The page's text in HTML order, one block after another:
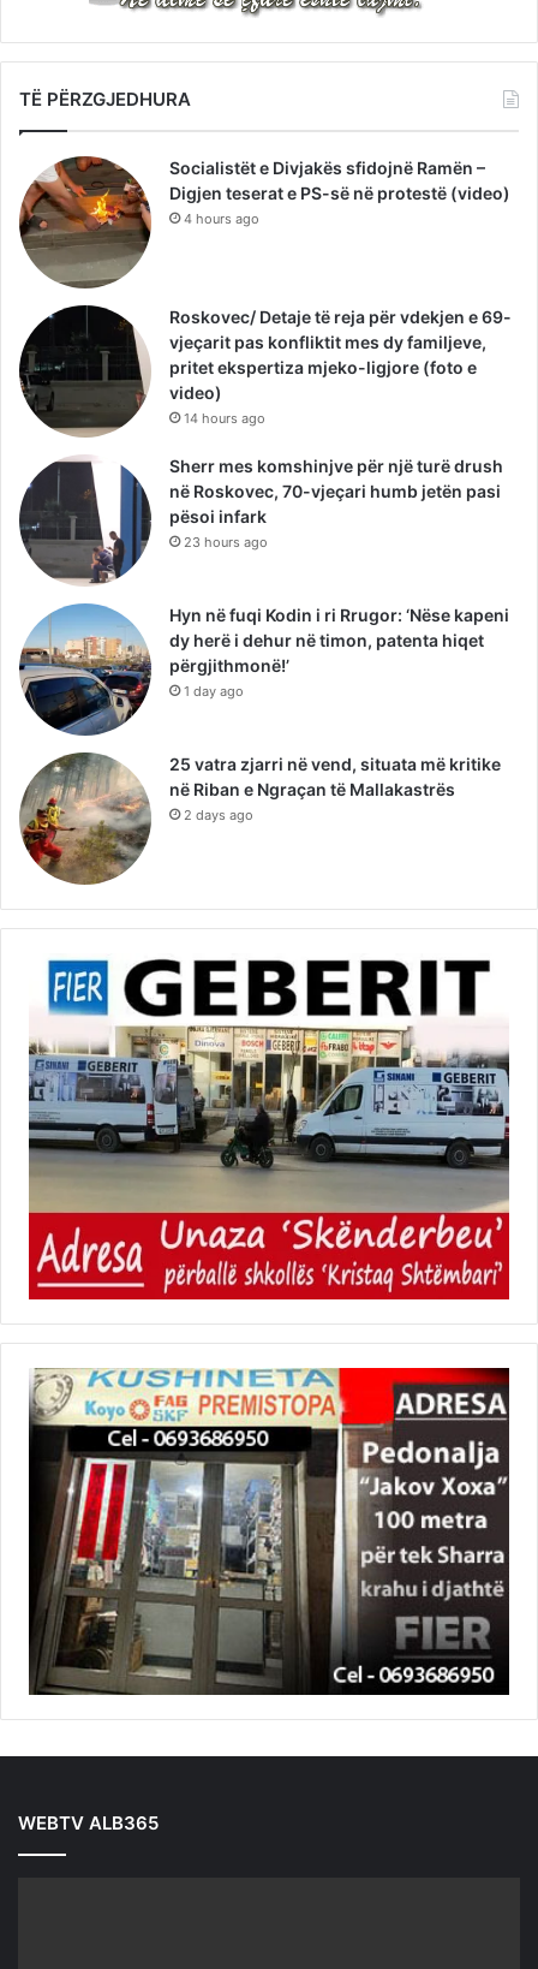
TË PËRZGJEDHURA
Socialistët e Divjakës sfidojnë Ramën –
Digjen teserat e PS-së në protestë (video)
4 hours ago
Roskovec/ Detaje të reja për vdekjen e 69-
vjeçarit pas konfliktit mes dy familjeve,
pritet ekspertiza mjeko-ligjore (foto e
video)
14 hours ago
Sherr mes komshinjve për një turë drush
në Roskovec, 70-vjeçari humb jetën pasi
pësoi infark
23 hours ago
Hyn në fuqi Kodin i ri Rrugor: ‘Nëse kapeni
dy herë i dehur në timon, patenta hiqet
përgjithmonë!’
1 day ago
25 vatra zjarri në vend, situata më kritike
në Riban e Ngraçan të Mallakastrës
2 days ago
WEBTV ALB365